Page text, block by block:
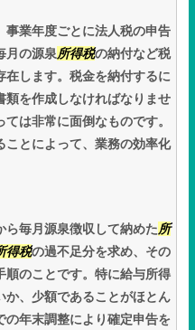
事業年度ごとに法人税の申告
月の源泉所得税の納付など税
在します。税金を納付するに
類を作成しなければなりませ
は非常に面倒なものです。
ことによって、業務の効率化
ら毎月源泉徴収して納めた所
得税の過不足分を求め、その
順のことです。特に給与所得
か、少額であることがほとん
の年末調整により確定申告を